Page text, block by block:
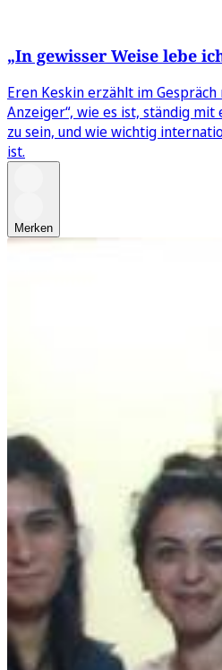
„In gewisser Weise lebe
Eren Keskin erzählt im
Anzeiger“, wie es ist, ständig mit
zu sein, und wie wichtig
ist.
Merken